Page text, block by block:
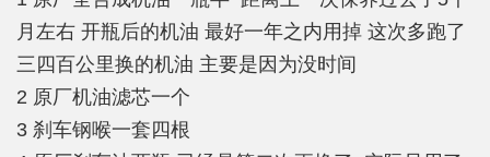
月左右 开瓶后的机油 最好一年之内用掉 这次多跑了
三四百公里换的机油 主要是因为没时间
2 原厂机油滤芯一个
3 刹车钢喉一套四根